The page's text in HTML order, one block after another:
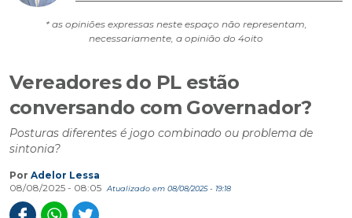
* as opiniões expressas neste espaço não representam,
necessariamente, a opinião do 4oito
Vereadores do PL estão
conversando com Governador?
Posturas diferentes é jogo combinado ou problema de
sintonia?
Por Adelor Lessa
08/08/2025 - 08:05
Atualizado em 08/08/2025 - 19:18